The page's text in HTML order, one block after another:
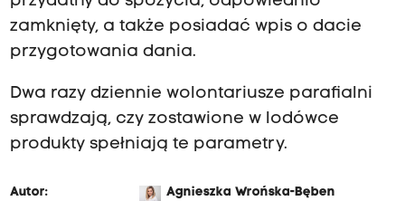
zamknięty, a także posiadać wpis o dacie
przygotowania dania.
Dwa razy dziennie wolontariusze parafialni
sprawdzają, czy zostawione w lodówce
produkty spełniają te parametry.
Autor:
Agnieszka Wrońska-Bęben